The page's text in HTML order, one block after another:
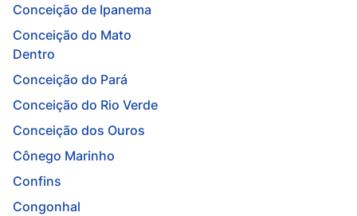
Conceição de Ipanema
Conceição do Mato
Dentro
Conceição do Pará
Conceição do Rio Verde
Conceição dos Ouros
Cônego Marinho
Confins
Congonhal